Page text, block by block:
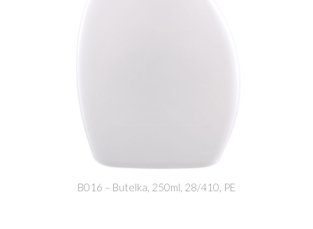
B016 – Butelka, 250ml, 28/410, PE